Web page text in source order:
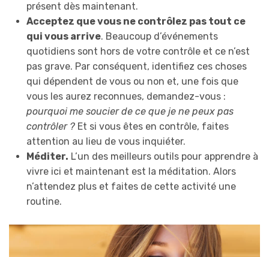
présent dès maintenant.
Acceptez que vous ne contrôlez pas tout ce
qui vous arrive. Beaucoup d’événements
quotidiens sont hors de votre contrôle et ce n’est
pas grave. Par conséquent, identifiez ces choses
qui dépendent de vous ou non et, une fois que
vous les aurez reconnues, demandez-vous :
pourquoi me soucier de ce que je ne peux pas
contrôler ?Et si vous êtes en contrôle, faites
attention au lieu de vous inquiéter.
Méditer. L’un des meilleurs outils pour apprendre à
vivre ici et maintenant est la méditation. Alors
n’attendez plus et faites de cette activité une
routine.